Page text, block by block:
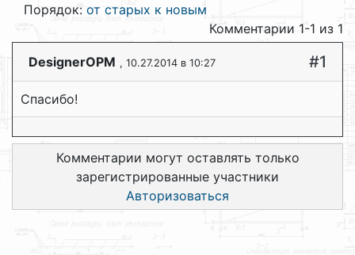
Порядок: от старых к новым
Комментарии 1-1 из 1
DesignerOPM , 10.27.2014 в 10:27 #1
Спасибо!
Комментарии могут оставлять только
зарегистрированные участники
Авторизоваться